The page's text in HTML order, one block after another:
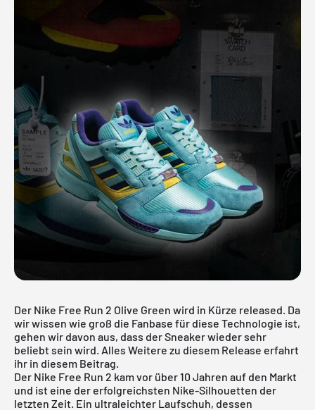
Der Nike Free Run 2 Olive Green wird in Kürze released. Da
wir wissen wie groß die Fanbase für diese Technologie ist,
gehen wir davon aus, dass der Sneaker wieder sehr
beliebt sein wird. Alles Weitere zu diesem Release erfahrt
ihr in diesem Beitrag.
Der Nike Free Run 2 kam vor über 10 Jahren auf den Markt
und ist eine der erfolgreichsten Nike-Silhouetten der
letzten Zeit. Ein ultraleichter Laufschuh, dessen